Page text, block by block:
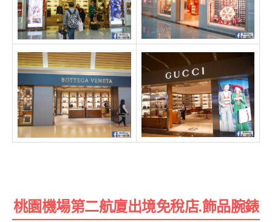
桃園機場第二航廈出境免稅店.飾品腕錶